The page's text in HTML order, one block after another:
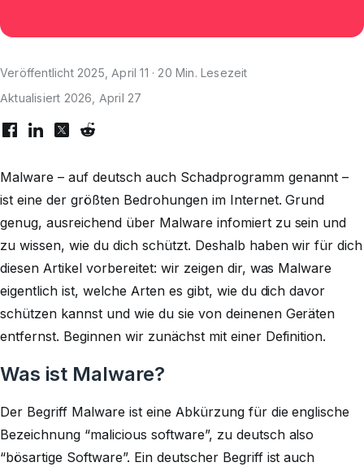
Veröffentlicht 2025, April 11 · 20 Min. Lesezeit
Aktualisiert 2026, April 27
Malware – auf deutsch auch Schadprogramm genannt –
ist eine der größten Bedrohungen im Internet. Grund
genug, ausreichend über Malware infomiert zu sein und
zu wissen, wie du dich schützt. Deshalb haben wir für dich
diesen Artikel vorbereitet: wir zeigen dir, was Malware
eigentlich ist, welche Arten es gibt, wie du dich davor
schützen kannst und wie du sie von deinenen Geräten
entfernst. Beginnen wir zunächst mit einer Definition.
Was ist Malware?
Der Begriff Malware ist eine Abkürzung für die englische
Bezeichnung “malicious software”, zu deutsch also
“bösartige Software”. Ein deutscher Begriff ist auch